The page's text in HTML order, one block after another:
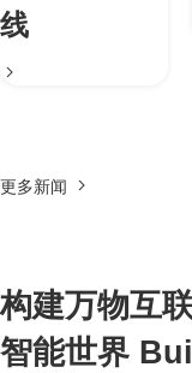
线
更多新闻
构建万物互
智能世界